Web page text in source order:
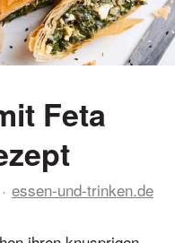
Feta
essen-und-trinken.de